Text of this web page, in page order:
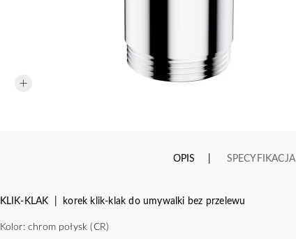
OPIS SPECYFIKACJA
KLIK-KLAK | korek klik-klak do umywalki bez przelewu
Kolor: chrom połysk (CR)